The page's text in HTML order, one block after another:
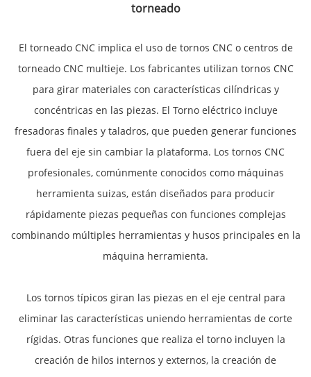
torneado
El torneado CNC implica el uso de tornos CNC o centros de
torneado CNC multieje. Los fabricantes utilizan tornos CNC
para girar materiales con características cilíndricas y
concéntricas en las piezas. El Torno eléctrico incluye
fresadoras finales y taladros, que pueden generar funciones
fuera del eje sin cambiar la plataforma. Los tornos CNC
profesionales, comúnmente conocidos como máquinas
herramienta suizas, están diseñados para producir
rápidamente piezas pequeñas con funciones complejas
combinando múltiples herramientas y husos principales en la
máquina herramienta.
Los tornos típicos giran las piezas en el eje central para
eliminar las características uniendo herramientas de corte
rígidas. Otras funciones que realiza el torno incluyen la
creación de hilos internos y externos, la creación de